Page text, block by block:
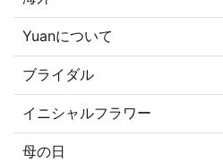
Yuanについて
ブライダル
イニシャルフラワー
母の日